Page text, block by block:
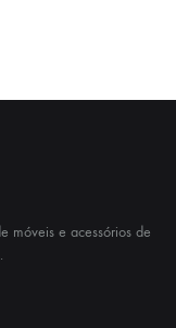
móveis e acessórios de